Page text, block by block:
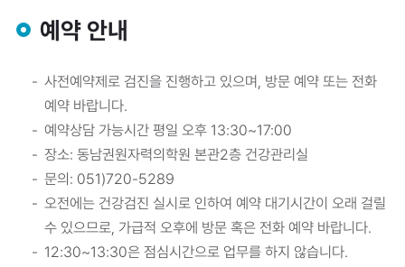
예약 안내
사전예약제로 검진을 진행하고 있으며, 방문 예약 또는 전화
예약 바랍니다.
예약상담 가능시간 평일 오후 13:30~17:00
장소: 동남권원자력의학원 본관2층 건강관리실
문의: 051)720-5289
오전에는 건강검진 실시로 인하여 예약 대기시간이 오래 걸릴
수 있으므로, 가급적 오후에 방문 혹은 전화 예약 바랍니다.
12:30~13:30은 점심시간으로 업무를 하지 않습니다.